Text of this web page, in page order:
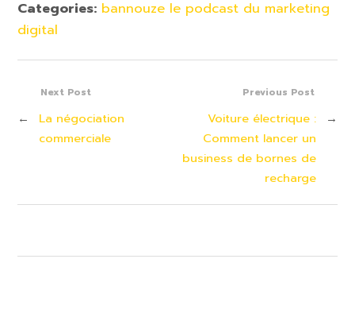
Categories: bannouze le podcast du marketing
digital
Previous Post
Voiture électrique :
Comment lancer un
business de bornes de
recharge
→
Next Post
←
La négociation
commerciale